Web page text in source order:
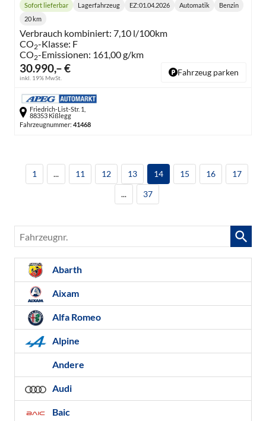
30.990,– €
inkl. 19% MwSt.
Lieferzeit:
Sofort lieferbar Lagerfahrzeug EZ:01.04.2026
Getriebe:
Automatik
Kraftstoff:
Benzin
Kilometerstand:
20 km
Verbrauch kombiniert: 7,10 l/100km
CO2-Klasse: F
CO2-Emissionen: 161,00 g/km
Fahrzeug parken
Friedrich-List-Str. 1,
88353 Kißlegg
Fahrzeugnummer: 41468
1 ... 11 12 13 14 15 16
17
...
37
Fahrzeugnr.
Abarth
Aixam
Alfa Romeo
Alpine
Andere
Audi
Baic